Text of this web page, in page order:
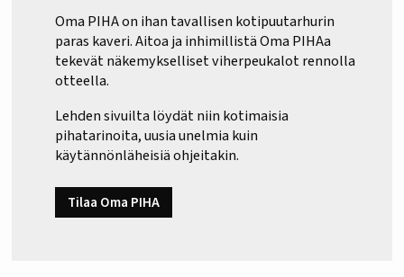
Oma PIHA on ihan tavallisen kotipuutarhurin
paras kaveri. Aitoa ja inhimillistä Oma PIHAa
tekevät näkemykselliset viherpeukalot rennolla
otteella.
Lehden sivuilta löydät niin kotimaisia
pihatarinoita, uusia unelmia kuin
käytännönläheisiä ohjeitakin.
Tilaa Oma PIHA